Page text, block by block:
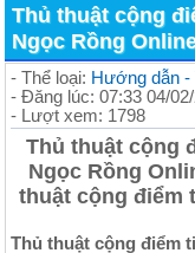
Thủ thuật cộng
Ngọc Rồng
- Thể loại: Hướng dẫn -
- Đăng lúc: 07:33 04/
- Lượt xem: 1798
Thủ thuật cộng
Ngọc Rồng
thuật cộng điểm
Thủ thuật cộng điểm